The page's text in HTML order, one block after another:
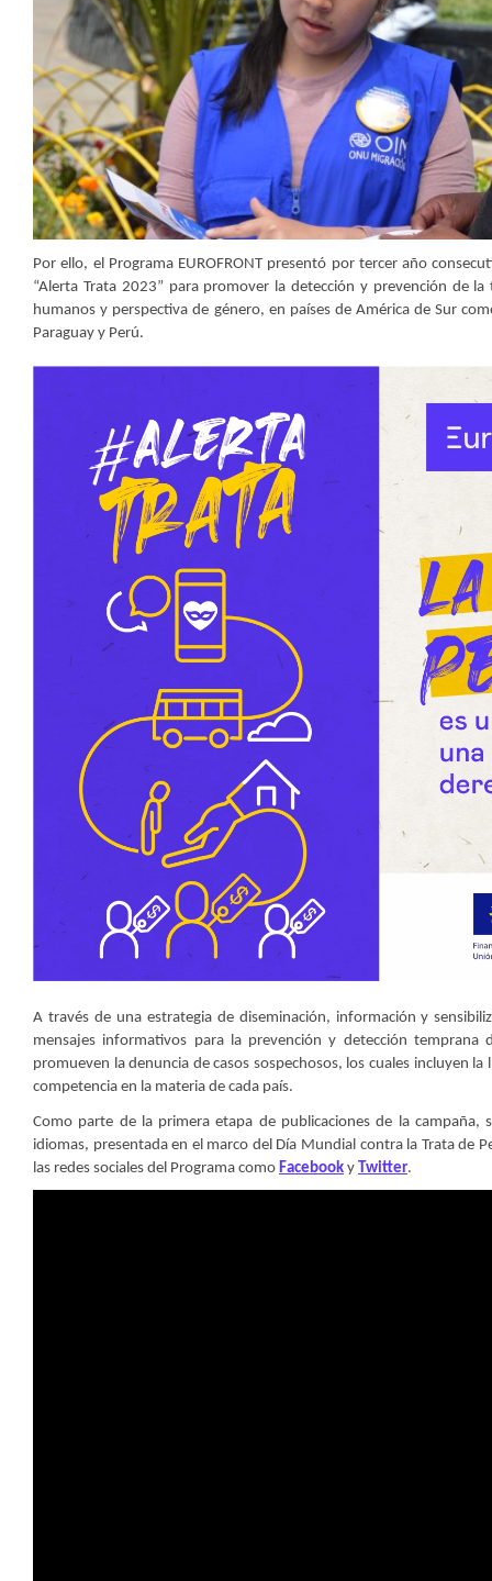
Por ello, el Programa EUROFRONT presentó por tercer año
“Alerta Trata 2023” para promover la detección y prevención de
humanos y perspectiva de género, en países de América de Sur
Paraguay y Perú.
A través de una estrategia de diseminación, información y
mensajes informativos para la prevención y detección
promueven la denuncia de casos sospechosos, los cuales incluyen
competencia en la materia de cada país.
Como parte de la primera etapa de publicaciones de la campaña,
idiomas, presentada en el marco del Día Mundial contra la Trata de
las redes sociales del Programa como Facebook y Twitter.